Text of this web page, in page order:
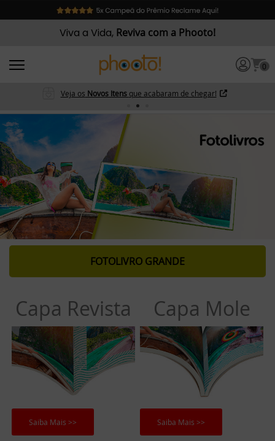
Viva a Vida, Reviva com a Phooto!
0
Veja os Novos Itens que acabaram de chegar!
FOTOLIVRO GRANDE
Capa Revista
Saiba Mais >>
Capa Mole
Saiba Mais >>